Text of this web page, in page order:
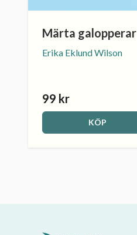
Märta galopperar
Erika Eklund Wilson
99 kr
KÖP